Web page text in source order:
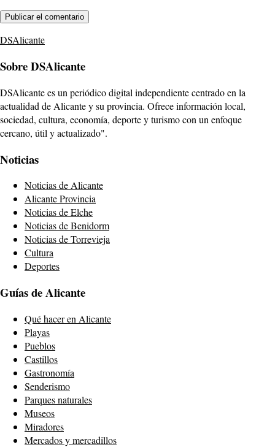
DSAlicante
Sobre DSAlicante
DSAlicante es un periódico digital independiente centrado en la
actualidad de Alicante y su provincia. Ofrece información local,
sociedad, cultura, economía, deporte y turismo con un enfoque
cercano, útil y actualizado".
Noticias
Noticias de Alicante
Alicante Provincia
Noticias de Elche
Noticias de Benidorm
Noticias de Torrevieja
Cultura
Deportes
Guías de Alicante
Qué hacer en Alicante
Playas
Pueblos
Castillos
Gastronomía
Senderismo
Parques naturales
Museos
Miradores
Mercados y mercadillos